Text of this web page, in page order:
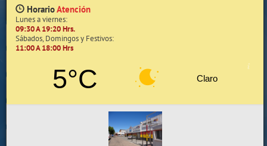
Quiénes somos
Trabaje con nosotros
Contacto | Reclamos
HorarioAtención
Lunes a viernes:
09:30 A 19:20 Hrs.
Sábados, Domingos y Festivos:
11:00 A 18:00 Hrs
5°C Claro